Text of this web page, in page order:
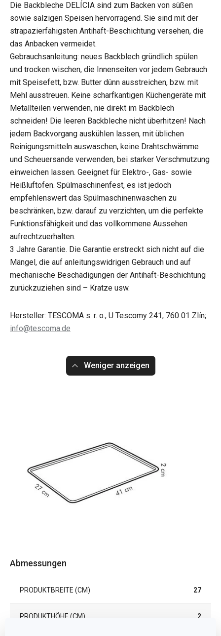
Die Backbleche DELÍCIA sind zum Backen von süßen
sowie salzigen Speisen hervorragend. Sie sind mit der
strapazierfähigsten Antihaft-Beschichtung versehen, die
das Anbacken vermeidet.
Gebrauchsanleitung: neues Backblech gründlich spülen
und trocken wischen, die Innenseiten vor jedem Gebrauch
mit Speisefett, bzw. Butter dünn ausstreichen, bzw. mit
Mehl ausstreuen. Keine scharfkantigen Küchengeräte mit
Metallteilen verwenden, nie direkt im Backblech
schneiden! Die leeren Backbleche nicht überhitzen! Nach
jedem Backvorgang auskühlen lassen, mit üblichen
Reinigungsmitteln auswaschen, keine Drahtschwämme
und Scheuersande verwenden, bei starker Verschmutzung
einweichen lassen. Geeignet für Elektro-, Gas- sowie
Heißluftofen. Spülmaschinenfest, es ist jedoch
empfehlenswert das Spülmaschinenwaschen zu
beschränken, bzw. darauf zu verzichten, um die perfekte
Funktionsfähigkeit und das vollkommene Aussehen
aufrechtzuerhalten.
3 Jahre Garantie. Die Garantie erstreckt sich nicht auf die
Mängel, die auf anleitungswidrigen Gebrauch und auf
mechanische Beschädigungen der Antihaft-Beschichtung
zurückzuziehen sind – Kratze usw.
Hersteller: TESCOMA s. r. o., U Tescomy 241, 760 01 Zlín;
info@tescoma.de
Weniger anzeigen
Abmessungen
PRODUKTBREITE (CM) 27
PRODUKTHÖHE (CM) 2